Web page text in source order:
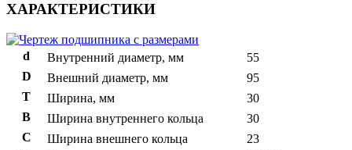
ХАРАКТЕРИСТИКИ
d Внутренний диаметр, мм
55
D
Внешний диаметр, мм
95
T
Ширина, мм
30
B
Ширина внутреннего кольца
30
С
Ширина внешнего кольца
23